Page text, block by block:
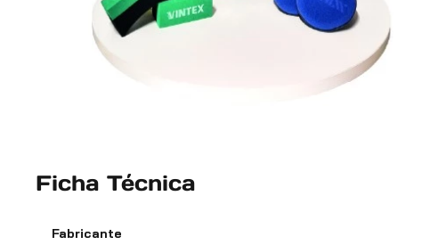
Ficha Técnica
Fabricante